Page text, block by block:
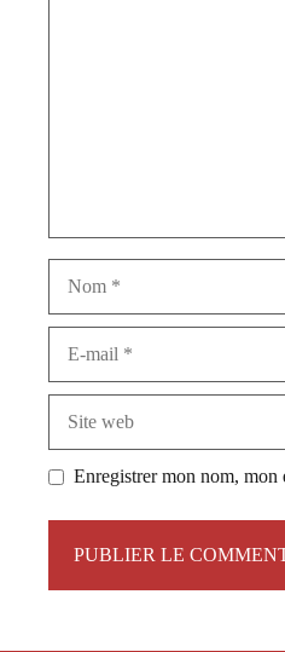
Enregistrer mon nom, mon